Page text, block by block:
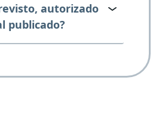
autorizado
publicado?